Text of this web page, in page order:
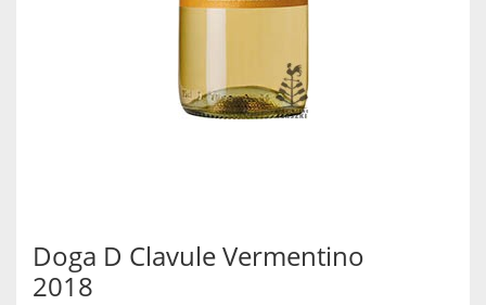
Doga D Clavule Vermentino
2018